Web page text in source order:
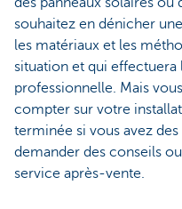
souhaitez en dénicher
les matériaux et les
situation et qui effectuera
professionnelle. Mais
compter sur votre
terminée si vous avez
demander des conseils
service après-vente.